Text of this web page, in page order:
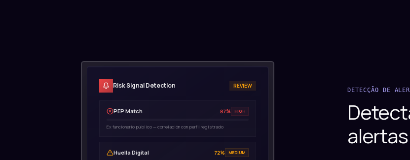
DETECÇÃO DE
alertas
Risk Signal Detection 3 SIGNALS
PEP Match 87% HIGH
Ex funcionario público — correlación con perfil registrado
Huella Digital 72% MEDIUM